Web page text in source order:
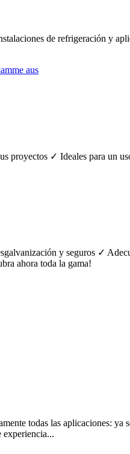
de refrigeración y
proyectos ✓ Ideales para un
y seguros ✓
ahora toda la gama!
todas las aplicaciones:
experiencia...